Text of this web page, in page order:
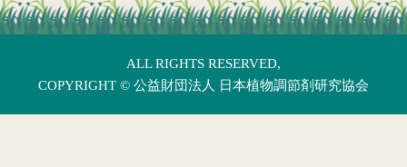
ALL RIGHTS RESERVED,
COPYRIGHT © 公益財団法人 日本植物調節剤研究協会